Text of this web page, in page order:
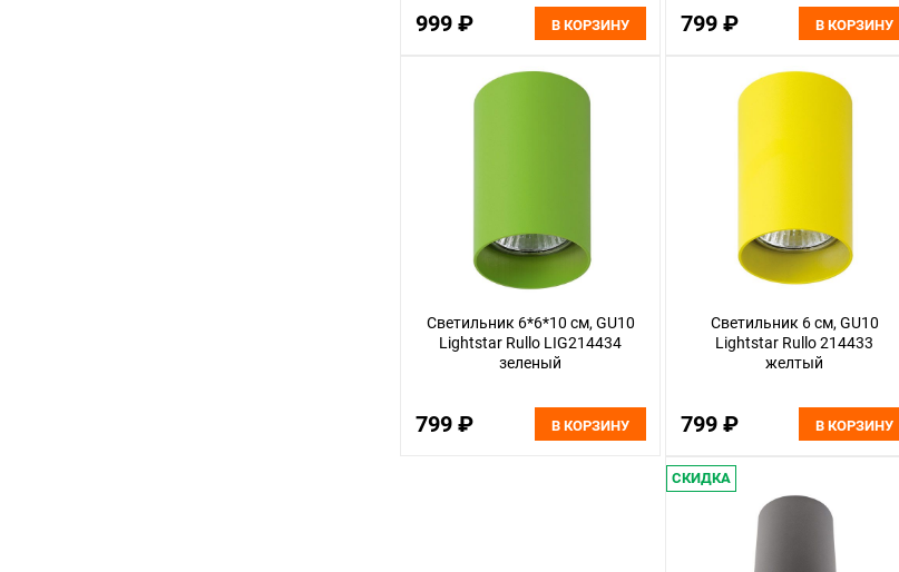
999 ₽ В КОРЗИНУ 799 ₽ В КОРЗИНУ
Светильник 6*6*10 см, GU10
Lightstar Rullo LIG214434
зеленый
799 ₽ В КОРЗИНУ
Светильник 6 см, GU10
Lightstar Rullo 214433
желтый
799 ₽ В КОРЗИНУ
СКИДКА